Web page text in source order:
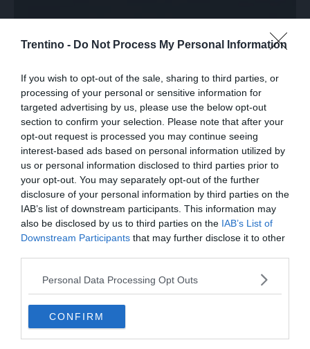
Trentino - Do Not Process My Personal Information
If you wish to opt-out of the sale, sharing to third parties, or
processing of your personal or sensitive information for
targeted advertising by us, please use the below opt-out
section to confirm your selection. Please note that after your
opt-out request is processed you may continue seeing
interest-based ads based on personal information utilized by
us or personal information disclosed to third parties prior to
your opt-out. You may separately opt-out of the further
disclosure of your personal information by third parties on the
IAB’s list of downstream participants. This information may
also be disclosed by us to third parties on the IAB’s List of
Downstream Participants that may further disclose it to other
Personal Data Processing Opt Outs
CONFIRM
MONDO
Drone con esplosivo trovato all'aeroporto
di Lipsia vicino ad aereo ucraino
Cervino, frana sulla parete sud: nessuna
persona coinvolta